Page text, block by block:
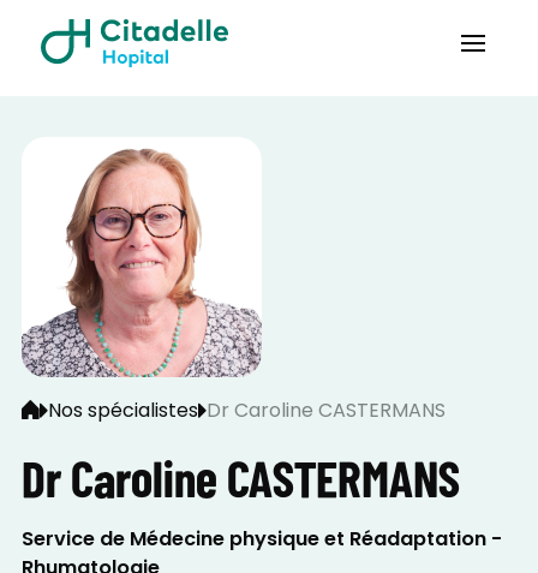
Nos spécialistes Dr Caroline CASTERMANS
Dr Caroline CASTERMANS
Service de Médecine physique et Réadaptation -